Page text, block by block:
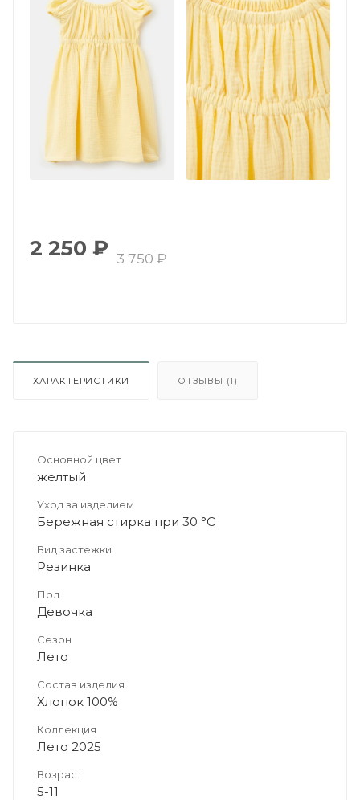
2 250 ₽ 3 750₽
ХАРАКТЕРИСТИКИ ОТЗЫВЫ (1)
Основной цвет
желтый
Уход за изделием
Бережная стирка при 30 °C
Вид застежки
Резинка
Пол
Девочка
Сезон
Лето
Состав изделия
Хлопок 100%
Коллекция
Лето 2025
Возраст
5-11